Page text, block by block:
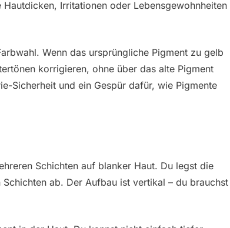
Irritationen oder Lebensgewohnheiten
Wenn das ursprüngliche Pigment zu gelb
korrigieren, ohne über das alte Pigment
Sicherheit und ein Gespür dafür, wie Pigmente
Schichten auf blanker Haut. Du legst die
ab. Der Aufbau ist vertikal – du brauchst